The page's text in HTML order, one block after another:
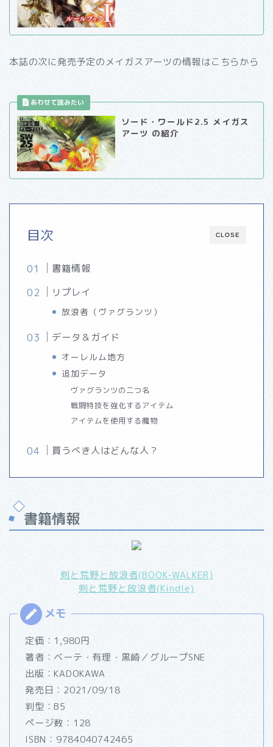
本誌の次に発売予定のメイガスアーツの情報はこちらから
ソード・ワールド2.5 メイガス
アーツ の紹介
CLOSE
目次
書籍情報
リプレイ
放浪者（ヴァグランツ）
データ＆ガイド
オーレルム地方
追加データ
ヴァグランツの二つ名
戦闘特技を強化するアイテム
アイテムを使用する魔物
買うべき人はどんな人？
書籍情報
剣と荒野と放浪者(BOOK-WALKER)
剣と荒野と放浪者(Kindle)
定価：1,980円
著者：ベーテ・有理・黒崎／グループSNE
出版：KADOKAWA
発売日：2021/09/18
判型：B5
ページ数：128
ISBN：9784040742465